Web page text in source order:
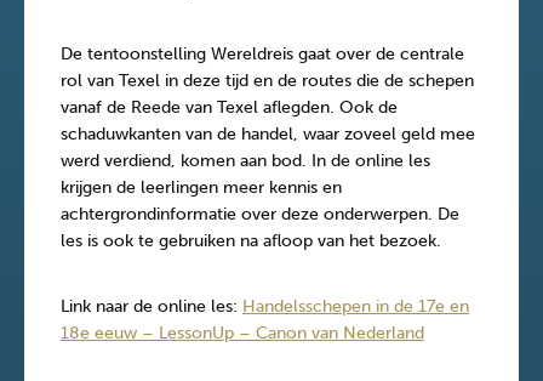
De tentoonstelling Wereldreis gaat over de centrale
rol van Texel in deze tijd en de routes die de schepen
vanaf de Reede van Texel aflegden. Ook de
schaduwkanten van de handel, waar zoveel geld mee
werd verdiend, komen aan bod. In de online les
krijgen de leerlingen meer kennis en
achtergrondinformatie over deze onderwerpen. De
les is ook te gebruiken na afloop van het bezoek.
Link naar de online les: Handelsschepen in de 17e en
18e eeuw – LessonUp – Canon van Nederland